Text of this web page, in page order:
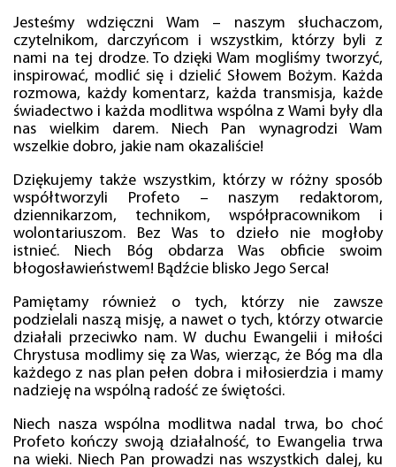
Jesteśmy wdzięczni Wam – naszym słuchaczom,
czytelnikom, darczyńcom i wszystkim, którzy byli z
nami na tej drodze. To dzięki Wam mogliśmy tworzyć,
inspirować, modlić się i dzielić Słowem Bożym. Każda
rozmowa, każdy komentarz, każda transmisja, każde
świadectwo i każda modlitwa wspólna z Wami były dla
nas wielkim darem. Niech Pan wynagrodzi Wam
wszelkie dobro, jakie nam okazaliście!
Dziękujemy także wszystkim, którzy w różny sposób
współtworzyli Profeto – naszym redaktorom,
dziennikarzom, technikom, współpracownikom i
wolontariuszom. Bez Was to dzieło nie mogłoby
istnieć. Niech Bóg obdarza Was obficie swoim
błogosławieństwem! Bądźcie blisko Jego Serca!
Pamiętamy również o tych, którzy nie zawsze
podzielali naszą misję, a nawet o tych, którzy otwarcie
działali przeciwko nam. W duchu Ewangelii i miłości
Chrystusa modlimy się za Was, wierząc, że Bóg ma dla
każdego z nas plan pełen dobra i miłosierdzia i mamy
nadzieję na wspólną radość ze świętości.
Niech nasza wspólna modlitwa nadal trwa, bo choć
Profeto kończy swoją działalność, to Ewangelia trwa
na wieki. Niech Pan prowadzi nas wszystkich dalej, ku